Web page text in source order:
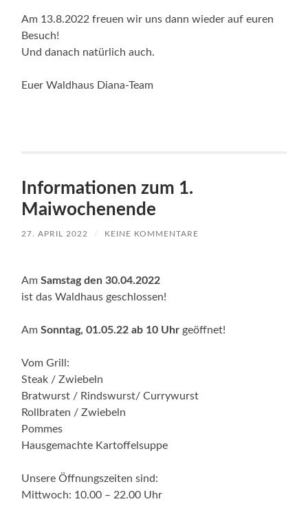
Am 13.8.2022 freuen wir uns dann wieder auf euren
Besuch!
Und danach natürlich auch.
Euer Waldhaus Diana-Team
Informationen zum 1.
Maiwochenende
27. APRIL 2022 / KEINE KOMMENTARE
AmSamstag den 30.04.2022
ist das Waldhaus geschlossen!
AmSonntag, 01.05.22 ab 10 Uhr geöffnet!
Vom Grill:
Steak / Zwiebeln
Bratwurst / Rindswurst/ Currywurst
Rollbraten / Zwiebeln
Pommes
Hausgemachte Kartoffelsuppe
Unsere Öffnungszeiten sind:
Mittwoch: 10.00 – 22.00 Uhr